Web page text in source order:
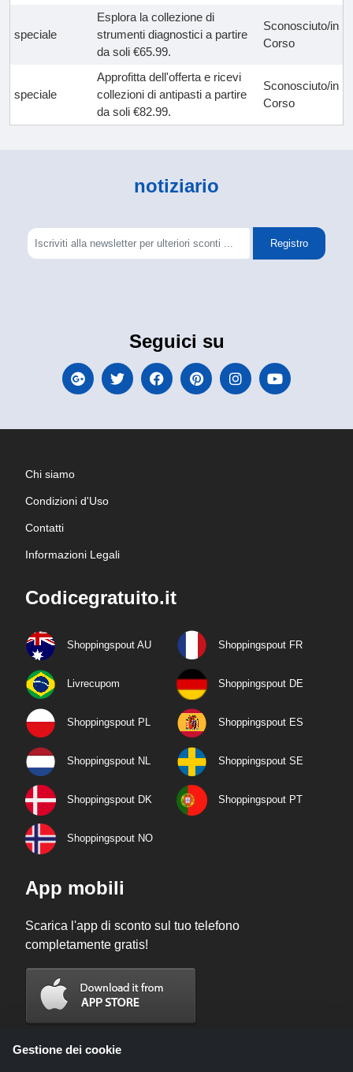
speciale
Esplora la collezione di
strumenti diagnostici a partire
da soli €65.99.
Sconosciuto/in
Corso
speciale
Approfitta dell'offerta e ricevi
collezioni di antipasti a partire
da soli €82.99.
Sconosciuto/in
Corso
notiziario
Registro
Seguici su
Chi siamo
Condizioni d'Uso
Contatti
Informazioni Legali
Codicegratuito.it
Shoppingspout AU Shoppingspout FR
Livrecupom Shoppingspout DE
Shoppingspout PL Shoppingspout ES
Shoppingspout NL Shoppingspout SE
Shoppingspout DK Shoppingspout PT
Shoppingspout NO
App mobili
Scarica l'app di sconto sul tuo telefono
completamente gratis!
Gestione dei cookie